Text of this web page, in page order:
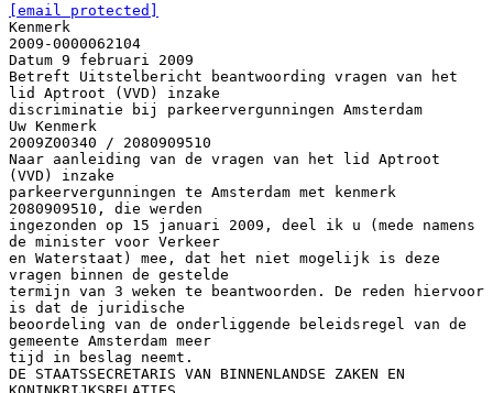
[email protected]
Kenmerk
2009-0000062104
Datum 9 februari 2009
Betreft Uitstelbericht beantwoording vragen van het
lid Aptroot (VVD) inzake
discriminatie bij parkeervergunningen Amsterdam
Uw Kenmerk
2009Z00340 / 2080909510
Naar aanleiding van de vragen van het lid Aptroot
(VVD) inzake
parkeervergunningen te Amsterdam met kenmerk
2080909510, die werden
ingezonden op 15 januari 2009, deel ik u (mede namens
de minister voor Verkeer
en Waterstaat) mee, dat het niet mogelijk is deze
vragen binnen de gestelde
termijn van 3 weken te beantwoorden. De reden hiervoor
is dat de juridische
beoordeling van de onderliggende beleidsregel van de
gemeente Amsterdam meer
tijd in beslag neemt.
DE STAATSSECRETARIS VAN BINNENLANDSE ZAKEN EN